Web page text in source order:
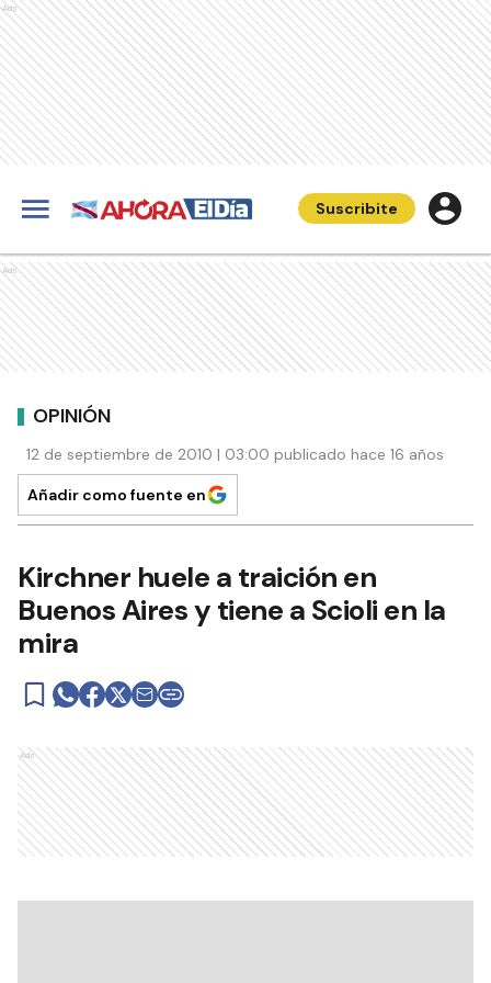
Ads
Suscribite
Ads
OPINIÓN
12 de septiembre de 2010 | 03:00 publicado hace 16 años
Añadir como fuente en
Kirchner huele a traición en
Buenos Aires y tiene a Scioli en la
mira
Ads